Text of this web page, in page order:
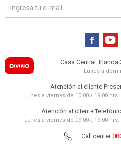
 
Casa Central:
Lunes a
Atención al cliente
Lunes a viernes de 10:00 a 19:00
Atención al cliente
Lunes a viernes de 09:00 a 19:00
Call center